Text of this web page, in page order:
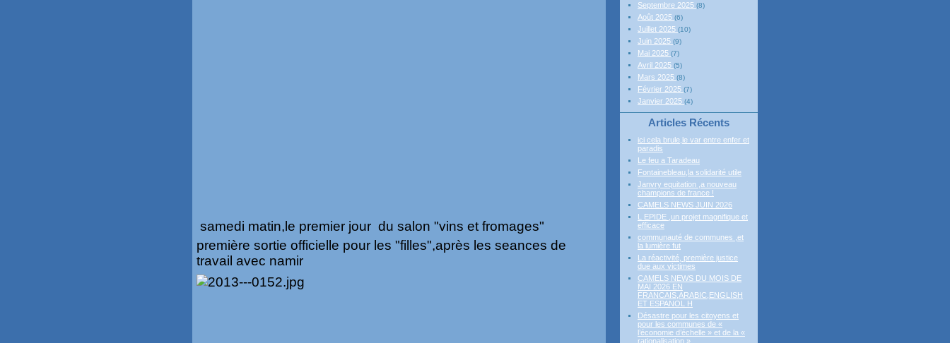
samedi matin,le premier jour du salon "vins et fromages"
première sortie officielle pour les "filles",après les seances de
travail avec namir
Septembre 2025 (8)
Août 2025 (6)
Juillet 2025 (10)
Juin 2025 (9)
Mai 2025 (7)
Avril 2025 (5)
Mars 2025 (8)
Février 2025 (7)
Janvier 2025 (4)
Articles Récents
ici cela brule,le var entre enfer et
paradis
Le feu a Taradeau
Fontainebleau,la solidarité utile
Janvry equitation ,a nouveau
champions de france !
CAMELS NEWS JUIN 2026
L EPIDE ,un projet magnifique et
efficace
communauté de communes ,et
la lumière fut
La réactivité, première justice
due aux victimes
CAMELS NEWS DU MOIS DE
MAI 2026 EN
FRANCAIS,ARABIC,ENGLISH
ET ESPANOL H
Désastre pour les citoyens et
pour les communes de «
l’économie d’échelle » et de la «
rationalisation »